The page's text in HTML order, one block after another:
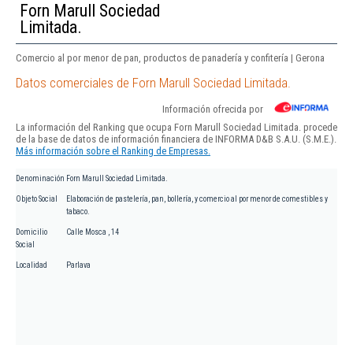
Forn Marull Sociedad
Limitada.
Comercio al por menor de pan, productos de panadería y confitería | Gerona
Datos comerciales de Forn Marull Sociedad Limitada.
Información ofrecida por
La información del Ranking que ocupa Forn Marull Sociedad Limitada. procede
de la base de datos de información financiera de INFORMA D&B S.A.U. (S.M.E.).
Más información sobre el Ranking de Empresas.
Denominación Forn Marull Sociedad Limitada.
Objeto Social
Elaboración de pastelería, pan, bollería, y comercio al por menor de comestibles y
tabaco.
Domicilio
Social
Calle Mosca , 14
Localidad Parlava